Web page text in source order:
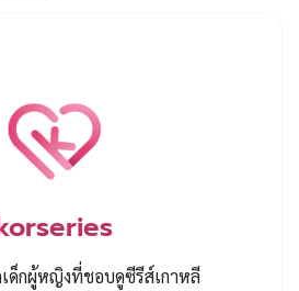
ด็กผู้หญิงที่ชอบดูซีรีส์เกาหลี